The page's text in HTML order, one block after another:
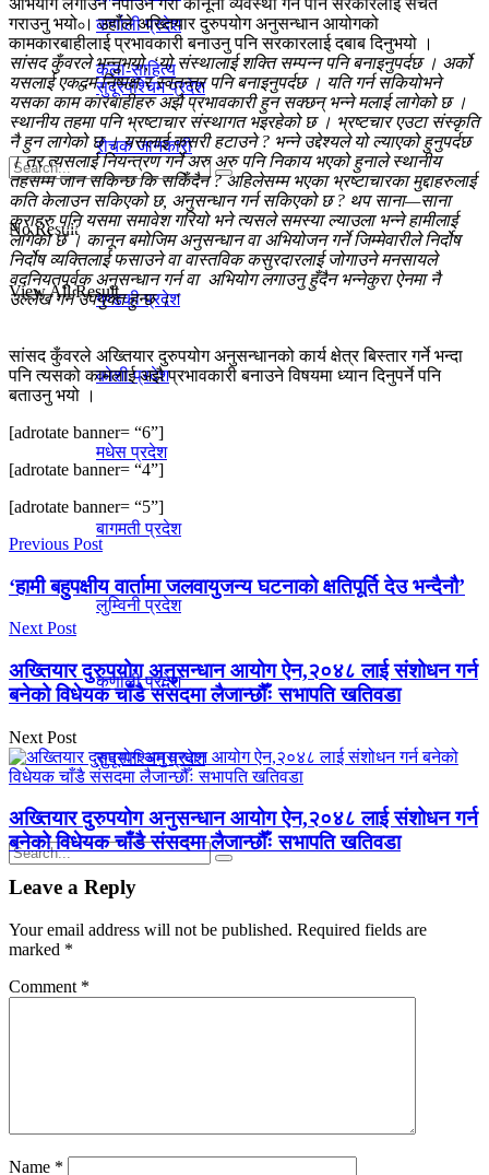
कर्णाली प्रदेश
सुदूरपश्चिम प्रदेश
No Result
View All Result
कला-साहित्य
रोचक जानकारी
प्रदेश
गण्डकी प्रदेश
काेशी प्रदेश
मधेस प्रदेश
बागमती प्रदेश
लुम्विनी प्रदेश
कर्णाली प्रदेश
सुदूरपश्चिम प्रदेश
No Result
गराउनु भयो । उहाँले अख्तियार दुरुपयोग अनुसन्धान आयोगको
कामकारबाहीलाई प्रभावकारी बनाउनु पनि सरकारलाई दबाब दिनुभयो ।
सांसद कुँवरले भन्नुभयो, ‘यो संस्थालाई शक्ति सम्पन्न पनि बनाइनुपर्दछ । अर्को
यसलाई एकदम निष्पक्ष र स्वतन्त्र पनि बनाइनुपर्दछ । यति गर्न सकियोभने
यसका काम कारबाहीहरु अझै प्रभावकारी हुन सक्छन् भन्ने मलाई लागेको छ ।
स्थानीय तहमा पनि भ्रष्टाचार संस्थागत भइरहेको छ । भ्रष्टचार एउटा संस्कृति
नै हुन लागेको छ । यसलाई कसरी हटाउने ? भन्ने उद्देश्यले यो ल्याएको हुनुपर्दछ
। तर त्यसलाई नियन्त्रण गर्ने अरु अरु पनि निकाय भएको हुनाले स्थानीय
तहसम्म जान सकिन्छ कि सकिँदैन ? अहिलेसम्म भएका भ्रष्टाचारका मुद्दाहरुलाई
कति केलाउन सकिएको छ, अनुसन्धान गर्न सकिएको छ ? थप साना—साना
कुराहरु पनि यसमा समावेश गरियो भने त्यसले समस्या ल्याउला भन्ने हामीलाई
लागेको छ । कानून बमोजिम अनुसन्धान वा अभियोजन गर्ने जिम्मेवारीले निर्दोष
निर्दोष व्यक्तिलाई फसाउने वा वास्तविक कसुरदारलाई जोगाउने मनसायले
वदनियतपूर्वक अनुसन्धान गर्न वा अभियोग लगाउनु हुँदैन भन्नेकुरा ऐनमा नै
उल्लेख गर्न उपयुक्त हुन्छ । ‘
सांसद कुँवरले अख्तियार दुरुपयोग अनुसन्धानको कार्य क्षेत्र बिस्तार गर्ने भन्दा
पनि त्यसको कामलाई अझै प्रभावकारी बनाउने विषयमा ध्यान दिनुपर्ने पनि
बताउनु भयो ।
[adrotate banner= “6”]
[adrotate banner= “4”]
[adrotate banner= “5”]
Previous Post
‘हामी बहुपक्षीय वार्तामा जलवायुजन्य घटनाको क्षतिपूर्ति देउ भन्दैनौ’
Next Post
अख्तियार दुरुपयोग अनुसन्धान आयोग ऐन,२०४८ लाई संशोधन गर्न
बनेको विधेयक चाँडै संसदमा लैजान्छौँः सभापति खतिवडा
Next Post
अख्तियार दुरुपयोग अनुसन्धान आयोग ऐन,२०४८ लाई संशोधन गर्न
बनेको विधेयक चाँडै संसदमा लैजान्छौँः सभापति खतिवडा
Leave a Reply
Your email address will not be published. Required fields are
marked *
Comment *
Name *